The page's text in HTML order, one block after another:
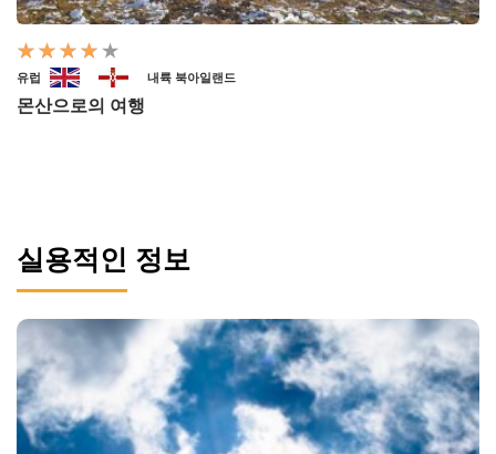
유럽 내륙 북아일랜드
몬산으로의 여행
실용적인 정보